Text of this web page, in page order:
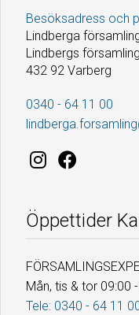
Besöksadress och
Lindberga
Lindbergs
432 92 Varberg
0340 - 64 11 00
Öppettider
Mån, tis & tor 09:00
Tele: 0340 - 64 11